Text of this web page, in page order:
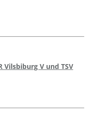
Vilsbiburg V und TSV